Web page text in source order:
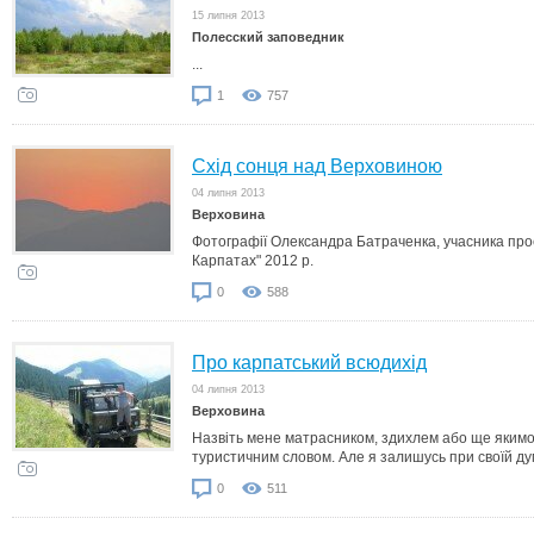
15 липня 2013
Полесский заповедник
...
1 757
Схід сонця над Верховиною
04 липня 2013
Верховина
Фотографії Олександра Батраченка, учасника
Карпатах" 2012 р.
0 588
Про карпатський всюдихід
04 липня 2013
Верховина
Назвіть мене матрасником, здихлем або ще
туристичним словом. Але я залишусь при своїй
0 511